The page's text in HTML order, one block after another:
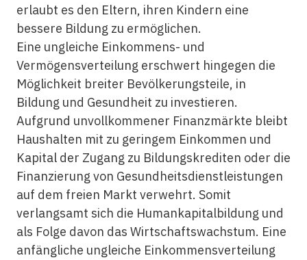
erlaubt es den Eltern, ihren Kindern eine
bessere Bildung zu ermöglichen.
Eine ungleiche Einkommens- und
Vermögensverteilung erschwert hingegen die
Möglichkeit breiter Bevölkerungsteile, in
Bildung und Gesundheit zu investieren.
Aufgrund unvollkommener Finanzmärkte bleibt
Haushalten mit zu geringem Einkommen und
Kapital der Zugang zu Bildungskrediten oder die
Finanzierung von Gesundheitsdienstleistungen
auf dem freien Markt verwehrt. Somit
verlangsamt sich die Humankapitalbildung und
als Folge davon das Wirtschaftswachstum. Eine
anfängliche ungleiche Einkommensverteilung